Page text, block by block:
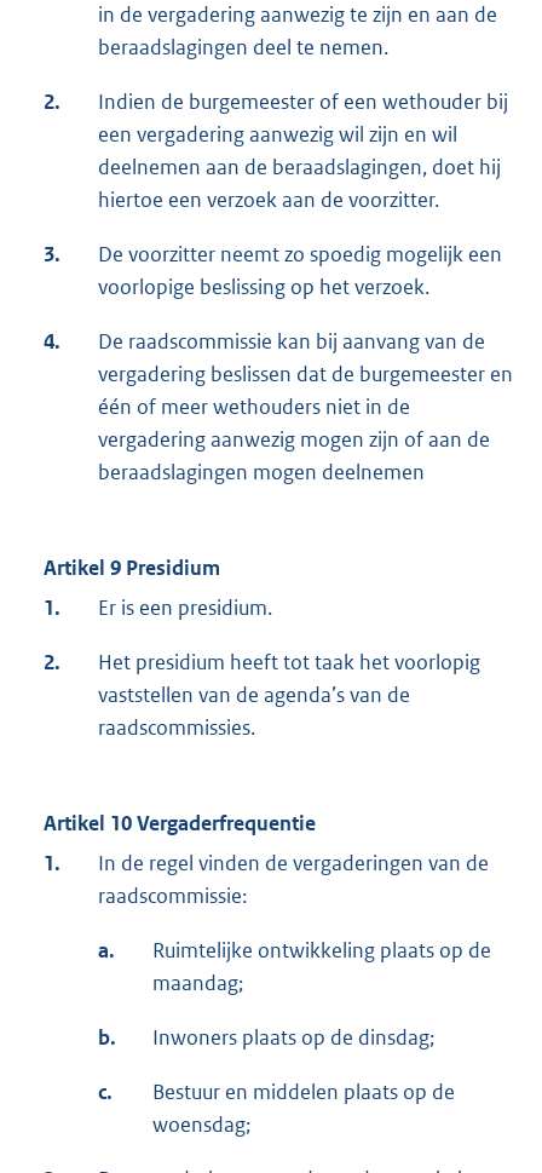
in de vergadering aanwezig te zijn en aan de
beraadslagingen deel te nemen.
2.
Indien de burgemeester of een wethouder bij
een vergadering aanwezig wil zijn en wil
deelnemen aan de beraadslagingen, doet hij
hiertoe een verzoek aan de voorzitter.
3.
De voorzitter neemt zo spoedig mogelijk een
voorlopige beslissing op het verzoek.
4.
De raadscommissie kan bij aanvang van de
vergadering beslissen dat de burgemeester en
één of meer wethouders niet in de
vergadering aanwezig mogen zijn of aan de
beraadslagingen mogen deelnemen
Artikel 9 Presidium
1.
Er is een presidium.
2.
Het presidium heeft tot taak het voorlopig
vaststellen van de agenda’s van de
raadscommissies.
Artikel 10 Vergaderfrequentie
1.
In de regel vinden de vergaderingen van de
raadscommissie:
a.
Ruimtelijke ontwikkeling plaats op de
maandag;
b. Inwoners plaats op de dinsdag;
c.
Bestuur en middelen plaats op de
woensdag;